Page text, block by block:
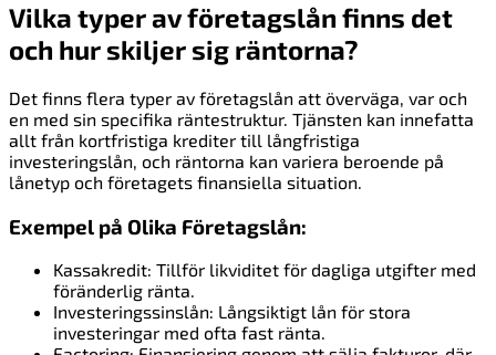
Vilka typer av företagslån finns det
och hur skiljer sig räntorna?
Det finns flera typer av företagslån att överväga, var och
en med sin specifika räntestruktur. Tjänsten kan innefatta
allt från kortfristiga krediter till långfristiga
investeringslån, och räntorna kan variera beroende på
lånetyp och företagets finansiella situation.
Exempel på Olika Företagslån:
Kassakredit: Tillför likviditet för dagliga utgifter med
föränderlig ränta.
Investeringssinslån: Långsiktigt lån för stora
investeringar med ofta fast ränta.